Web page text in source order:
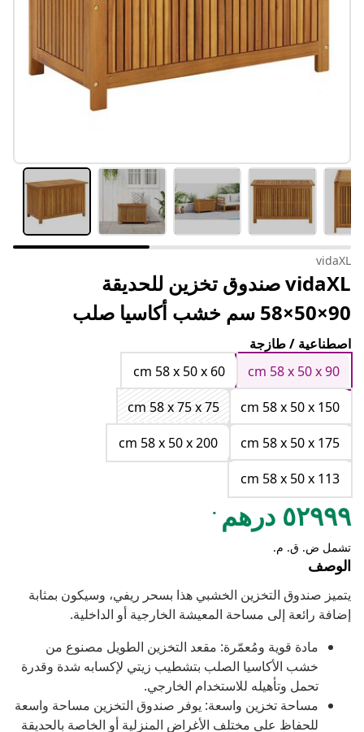
vidaXL
vidaXL صندوق تخزين للحديقة
90×50×58 سم خشب أكاسيا صلب
اصطناعية / طازجة
cm 58 x 50 x 90
cm 58 x 50 x 60
cm 58 x 50 x 150
cm 58 x 75 x 75
cm 58 x 50 x 175
cm 58 x 50 x 200
cm 58 x 50 x 113
٥٢٩٩٩ درهم .
تشمل ض. ق. م.
الوصف
يتميز صندوق التخزين الخشبي هذا بسحر ريفي، وسيكون بمثابة
إضافة رائعة إلى مساحة المعيشة الخارجية أو الداخلية.
مادة قوية ومُعمّرة: مقعد التخزين الطويل مصنوع من
خشب الأكاسيا الصلب بتشطيب زيتي لإكسابه شدة وقدرة
تحمل وتأهيله للاستخدام الخارجي.
مساحة تخزين واسعة: يوفر صندوق التخزين مساحة واسعة
للحفاظ على مختلف الأغراض المنزلية أو الخاصة بالحديقة